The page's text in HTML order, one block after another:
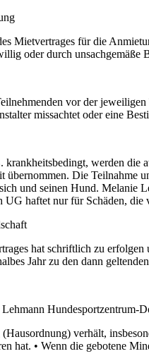
Mietvertrages für die
oder durch
vor der
missachtet oder eine
werden die
übernommen. Die Teilnahme
und seinen Hund. Melanie
UG haftet nur für Schäden,
hat schriftlich zu
Jahr zu den dann
Hundesportzentrum-
verhält,
hat. • Wenn die gebotene